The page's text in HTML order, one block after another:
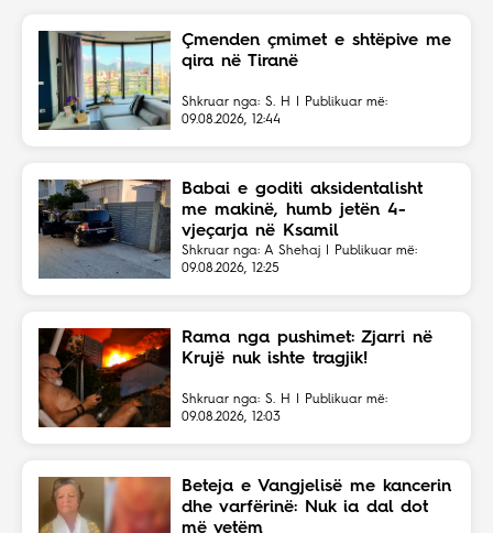
Çmenden çmimet e shtëpive me
qira në Tiranë
Shkruar nga: S. H | Publikuar më:
09.08.2026, 12:44
Babai e goditi aksidentalisht
me makinë, humb jetën 4-
vjeçarja në Ksamil
Shkruar nga: A Shehaj | Publikuar më:
09.08.2026, 12:25
Rama nga pushimet: Zjarri në
Krujë nuk ishte tragjik!
Shkruar nga: S. H | Publikuar më:
09.08.2026, 12:03
Beteja e Vangjelisë me kancerin
dhe varfërinë: Nuk ia dal dot
më vetëm